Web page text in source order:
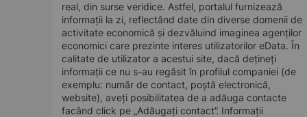
real, din surse veridice. Astfel, portalul furnizează
informații la zi, reflectând date din diverse domenii de
activitate economică și dezvăluind imaginea agenților
economici care prezinte interes utilizatorilor eData. În
calitate de utilizator a acestui site, dacă dețineți
informații ce nu s-au regăsit în profilul companiei (de
exemplu: număr de contact, poștă electronică,
website), aveți posibilitatea de a adăuga contacte
facând click pe „Adăugați contact”. Informații